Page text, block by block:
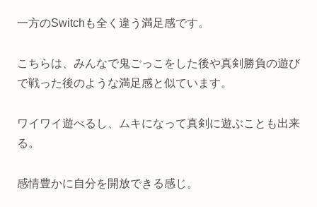
一方のSwitchも全く違う満足感です。
こちらは、みんなで鬼ごっこをした後や真剣勝負の遊び
で戦った後のような満足感と似ています。
ワイワイ遊べるし、ムキになって真剣に遊ぶことも出来
る。
感情豊かに自分を開放できる感じ。